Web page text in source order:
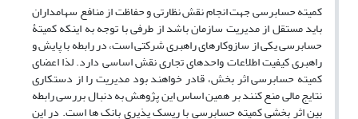
کمیته حسابرسی جهت انجام نقش نظارتی و حفاظت از منافع سهامداران
باید مستقل از مدیریت سازمان باشد از طرفی با توجه به اینکه کمیتۀ
حسابرسی یکی از سازوکارهای راهبری شرکتی است، در رابطه با پایش و
راهبری کیفیت اطلاعات واحدهای تجاری نقش اساسی دارد. لذا اعضای
کمیته حسابرسی اثر بخش، قادر خواهند بود مدیریت را از دستکاری
نتایج مالی منع کنند بر همین اساس این پژوهش به دنبال بررسی رابطه
بین اثر بخشی کمیته حسابرسی با ریسک پذیری بانک ها است. در این